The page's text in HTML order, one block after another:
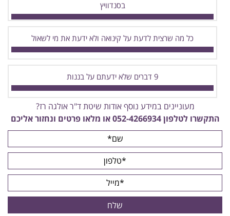
בסנדוויץ
כל מה שרצית לדעת על קינואה ולא ידעת את מי לשאול
9 דברים שלא ידעתם על בננות
מעוניינים במידע נוסף אודות שיטת ד"ר אולגה רז?
התקשרו לטלפון052-4266934 או מלאו פרטים ונחזור אליכם